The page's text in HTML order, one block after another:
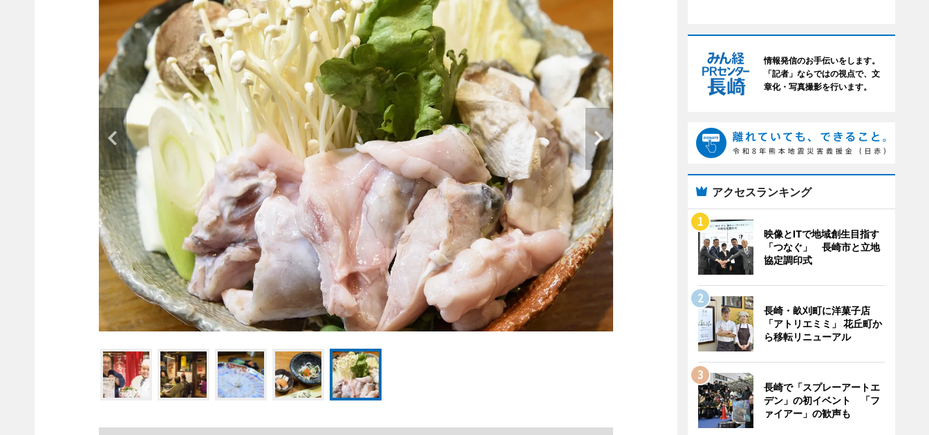
情報発信のお手伝いをします。
「記者」ならではの視点で、文
章化・写真撮影を行います。
アクセスランキング
映像とITで地域創生目指す
「つなぐ」 長崎市と立地
協定調印式
長崎・畝刈町に洋菓子店
「アトリエミミ」 花丘町か
ら移転リニューアル
長崎で「スプレーアートエ
デン」の初イベント 「フ
ァイアー」の歓声も